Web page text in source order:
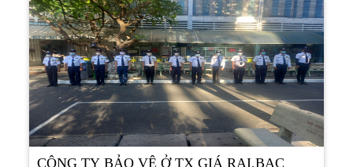
CÔNG TY BẢO VỆ Ở TX GIÁ RAI,BẠC